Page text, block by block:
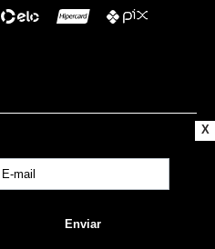
Pereira, 3888 - Jabaquara | Cep
CNPJ 71.947.691/0001-83 | ©
os direitos reservados.
X